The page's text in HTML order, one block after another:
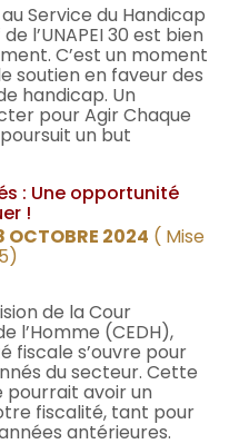
Service du Handicap
l’UNAPEI 30 est bien
C’est un moment
soutien en faveur des
handicap. Un
pour Agir Chaque
un but
: Une opportunité
!
OCTOBRE 2024 ( Mise
de la Cour
l’Homme (CEDH),
fiscale s’ouvre pour
du secteur. Cette
avoir un
fiscalité, tant pour
antérieures.